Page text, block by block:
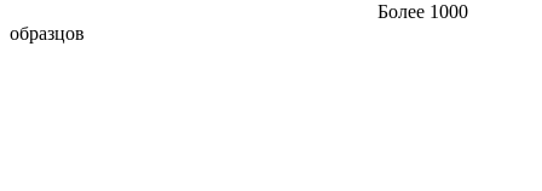
Более 1000
образцов